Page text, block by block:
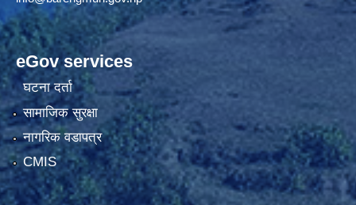
eGov services
घटना दर्ता
सामाजिक सुरक्षा
नागरिक वडापत्र
CMIS